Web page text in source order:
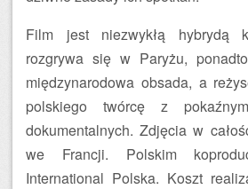
Film jest niezwykłą hybrydą
rozgrywa się w Paryżu,
międzynarodowa obsada, a
polskiego twórcę z
dokumentalnych. Zdjęcia w
we Francji. Polskim
International Polska. Koszt